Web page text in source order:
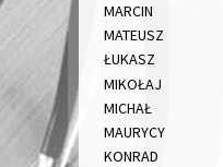
MARCIN
MATEUSZ
ŁUKASZ
MIKOŁAJ
MICHAŁ
MAURYCY
KONRAD